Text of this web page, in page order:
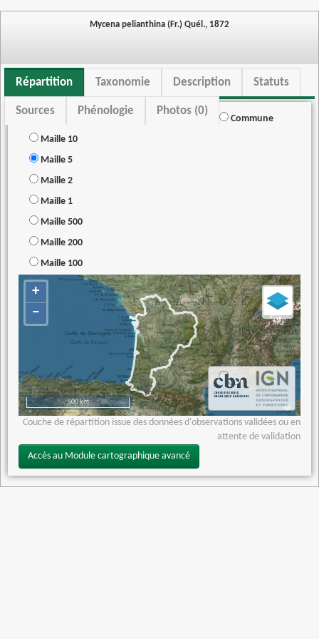
Mycena pelianthina (Fr.) Quél., 1872
Répartition Taxonomie Description Statuts
Sources Phénologie Photos (0)
Commune
Maille 10
Maille 5
Maille 2
Maille 1
Maille 500
Maille 200
Maille 100
+
−
500 km
Couche de répartition issue des données d'observations validées ou en
attente de validation
Accès au Module cartographique avancé